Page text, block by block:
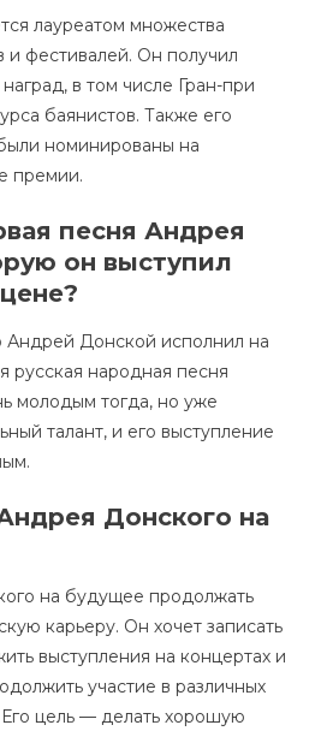
лауреатом множества
и фестивалей. Он получил
в том числе Гран-при
баянистов. Также его
номинированы на
премии.
песня Андрея
он выступил
Андрей Донской исполнил на
русская народная песня
молодым тогда, но уже
талант, и его выступление
Донского на
на будущее продолжать
карьеру. Он хочет записать
выступления на концертах и
участие в различных
Его цель — делать хорошую